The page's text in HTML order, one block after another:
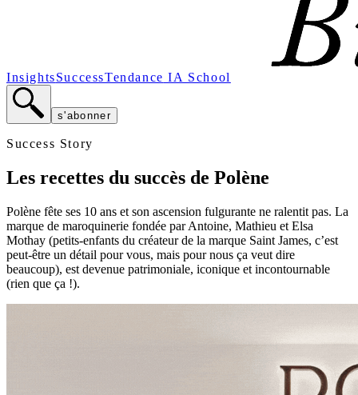
InsightsSuccessTendance IA School
s'abonner
Success Story
Les recettes du succès de Polène
Polène fête ses 10 ans et son ascension fulgurante ne ralentit pas. La
marque de maroquinerie fondée par Antoine, Mathieu et Elsa
Mothay (petits-enfants du créateur de la marque Saint James, c’est
peut-être un détail pour vous, mais pour nous ça veut dire
beaucoup), est devenue patrimoniale, iconique et incontournable
(rien que ça !).